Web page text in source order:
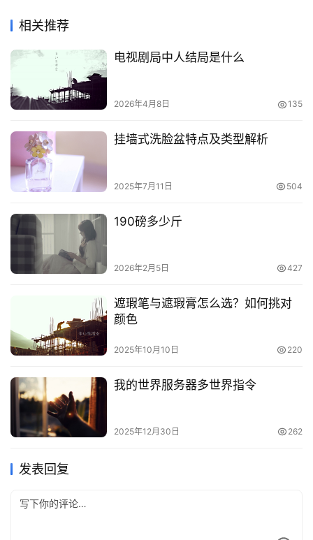
相关推荐
电视剧局中人结局是什么
2026年4月8日 135
挂墙式洗脸盆特点及类型解析
2025年7月11日 504
190磅多少斤
2026年2月5日 427
遮瑕笔与遮瑕膏怎么选？如何挑对
颜色
2025年10月10日 220
我的世界服务器多世界指令
2025年12月30日 262
发表回复